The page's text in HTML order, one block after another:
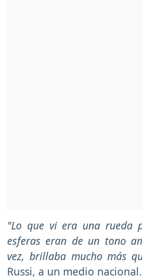
"Lo que vi era una rueda
esferas eran de un tono
vez, brillaba mucho más
Russi, a un medio nacional.